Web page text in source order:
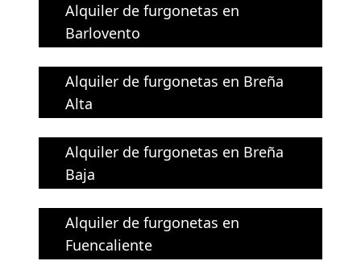
Alquiler de furgonetas en
Barlovento
Alquiler de furgonetas en Breña
Alta
Alquiler de furgonetas en Breña
Baja
Alquiler de furgonetas en
Fuencaliente